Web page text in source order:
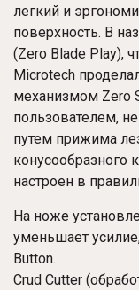
легкий и
поверхность. В
(Zero Blade Play),
Microtech
механизмом Zero
пользователем,
путем прижима
конусообразного
настроен в
На ноже
уменьшает
Button.
Crud Cutter